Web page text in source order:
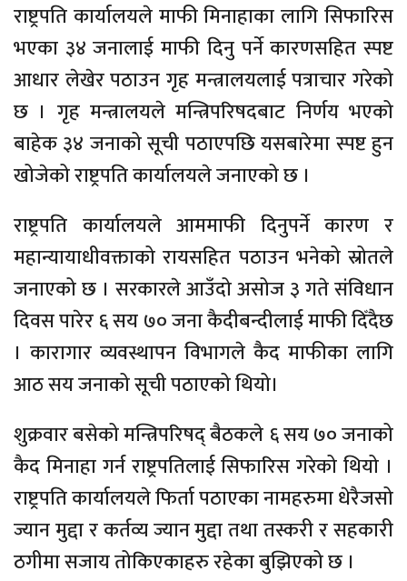
राष्ट्रपति कार्यालयले माफी मिनाहाका लागि सिफारिस
भएका ३४ जनालाई माफी दिनु पर्ने कारणसहित स्पष्ट
आधार लेखेर पठाउन गृह मन्त्रालयलाई पत्राचार गरेको
छ । गृह मन्त्रालयले मन्त्रिपरिषदबाट निर्णय भएको
बाहेक ३४ जनाको सूची पठाएपछि यसबारेमा स्पष्ट हुन
खोजेको राष्ट्रपति कार्यालयले जनाएको छ ।
राष्ट्रपति कार्यालयले आममाफी दिनुपर्ने कारण र
महान्यायाधीवक्ताको रायसहित पठाउन भनेको स्रोतले
जनाएको छ । सरकारले आउँदो असोज ३ गते संविधान
दिवस पारेर ६ सय ७० जना कैदीबन्दीलाई माफी दिँदैछ
। कारागार व्यवस्थापन विभागले कैद माफीका लागि
आठ सय जनाको सूची पठाएको थियो।
शुक्रवार बसेको मन्त्रिपरिषद् बैठकले ६ सय ७० जनाको
कैद मिनाहा गर्न राष्ट्रपतिलाई सिफारिस गरेको थियो ।
राष्ट्रपति कार्यालयले फिर्ता पठाएका नामहरुमा धेरैजसो
ज्यान मुद्दा र कर्तव्य ज्यान मुद्दा तथा तस्करी र सहकारी
ठगीमा सजाय तोकिएकाहरु रहेका बुझिएको छ ।